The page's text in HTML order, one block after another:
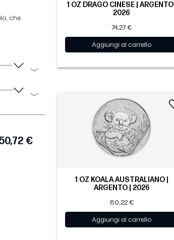
che
€
1 OZ DRAGO CINESE | ARGENTO |
2026
74,27 €
Aggiungi al carrello
1 OZ KOALA AUSTRALIANO |
ARGENTO | 2026
80,22 €
Aggiungi al carrello